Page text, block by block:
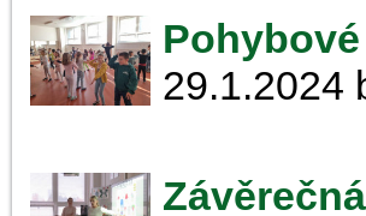
29.1.2024